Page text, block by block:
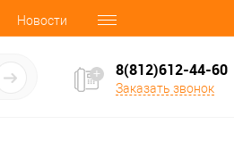
Новости
8(812)612-44-60
Заказать звонок